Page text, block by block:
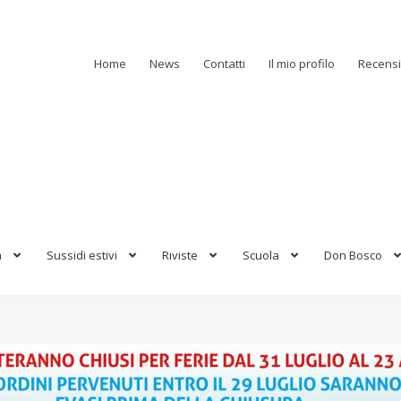
Home News Contatti Il mio profilo
Sussidi estivi Riviste Scuola Don Bosco